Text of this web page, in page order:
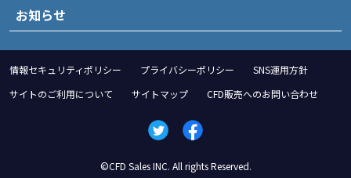
お知らせ
情報セキュリティポリシー プライバシーポリシー
SNS運用方針
サイトのご利用について
サイトマップ CFD販売へのお問い合わせ
©CFD Sales INC. All rights Reserved.